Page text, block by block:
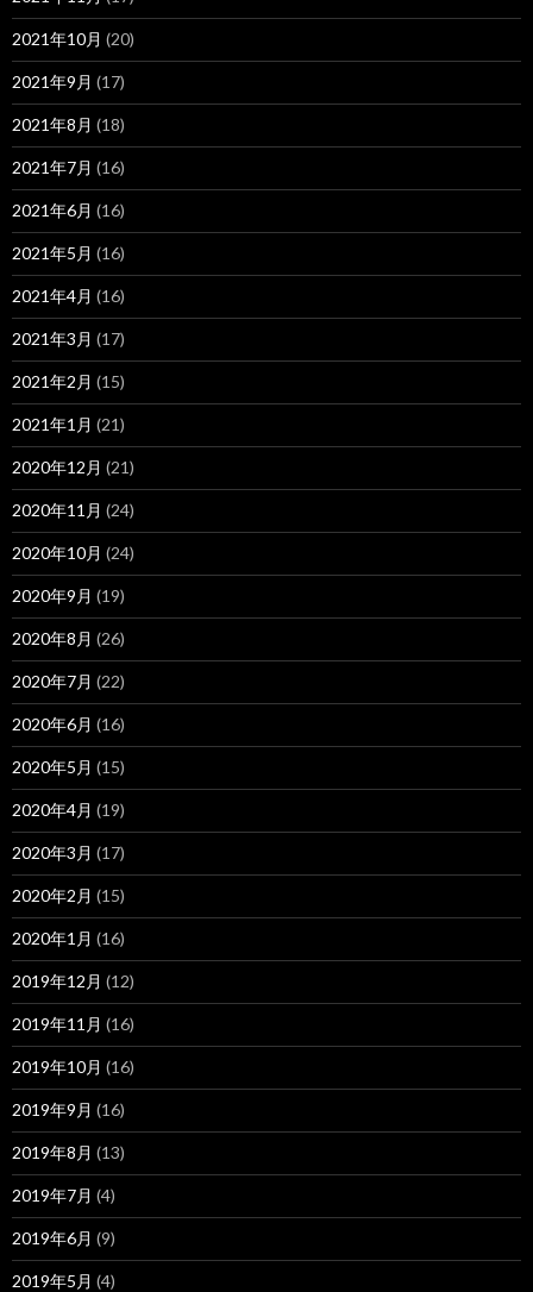
2021年10月 (20)
2021年9月 (17)
2021年8月 (18)
2021年7月 (16)
2021年6月 (16)
2021年5月 (16)
2021年4月 (16)
2021年3月 (17)
2021年2月 (15)
2021年1月 (21)
2020年12月 (21)
2020年11月 (24)
2020年10月 (24)
2020年9月 (19)
2020年8月 (26)
2020年7月 (22)
2020年6月 (16)
2020年5月 (15)
2020年4月 (19)
2020年3月 (17)
2020年2月 (15)
2020年1月 (16)
2019年12月 (12)
2019年11月 (16)
2019年10月 (16)
2019年9月 (16)
2019年8月 (13)
2019年7月 (4)
2019年6月 (9)
2019年5月 (4)